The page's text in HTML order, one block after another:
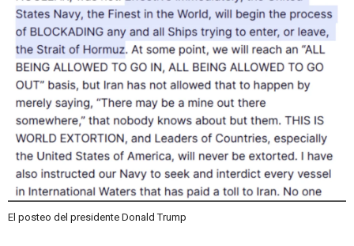
El posteo del presidente Donald Trump